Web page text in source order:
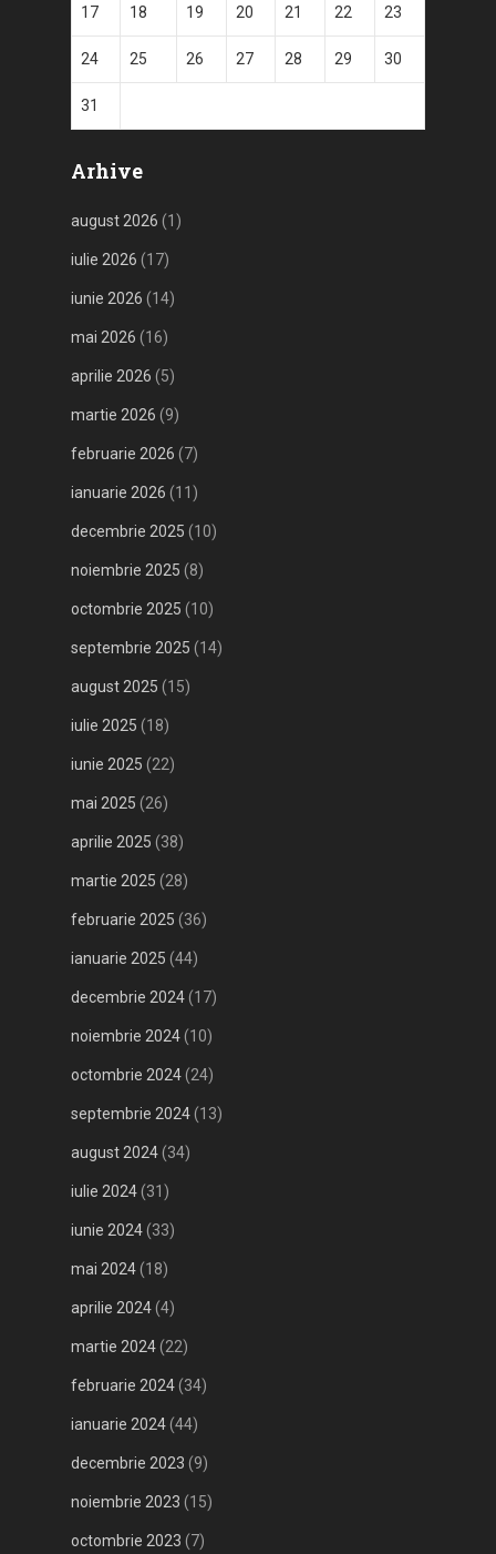
17 18 19 20 21 22 23
24 25 26 27 28 29 30
31
Arhive
august 2026 (1)
iulie 2026 (17)
iunie 2026 (14)
mai 2026 (16)
aprilie 2026 (5)
martie 2026 (9)
februarie 2026 (7)
ianuarie 2026 (11)
decembrie 2025 (10)
noiembrie 2025 (8)
octombrie 2025 (10)
septembrie 2025 (14)
august 2025 (15)
iulie 2025 (18)
iunie 2025 (22)
mai 2025 (26)
aprilie 2025 (38)
martie 2025 (28)
februarie 2025 (36)
ianuarie 2025 (44)
decembrie 2024(17)
noiembrie 2024(10)
octombrie 2024(24)
septembrie 2024(13)
august 2024(34)
iulie 2024(31)
iunie 2024(33)
mai 2024(18)
aprilie 2024(4)
martie 2024(22)
februarie 2024(34)
ianuarie 2024(44)
decembrie 2023 (9)
noiembrie 2023 (15)
octombrie 2023 (7)